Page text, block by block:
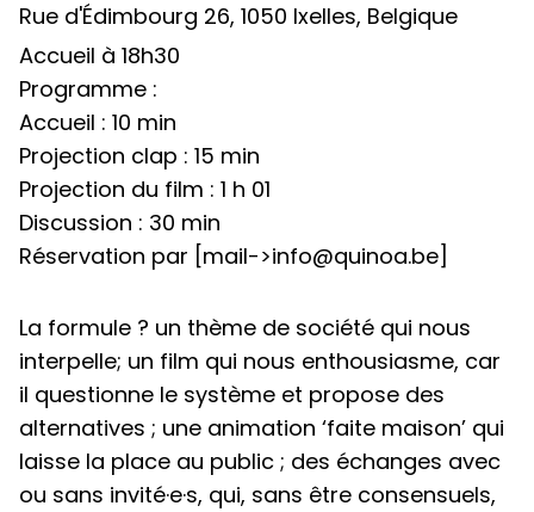
Rue d'Édimbourg 26, 1050 Ixelles, Belgique
Accueil à 18h30
Programme :
Accueil : 10 min
Projection clap : 15 min
Projection du film : 1 h 01
Discussion : 30 min
Réservation par [mail->info@quinoa.be
La formule ? un thème de société qui nous
interpelle; un film qui nous enthousiasme, car
il questionne le système et propose des
alternatives ; une animation ‘faite maison’ qui
laisse la place au public ; des échanges avec
ou sans invité·e·s, qui, sans être consensuels,